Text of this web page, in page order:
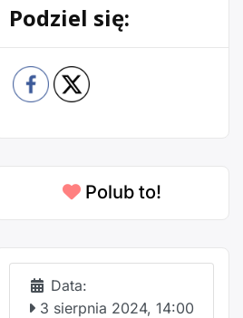
Podziel się:
Polub to!
Data:
3 sierpnia 2024, 14:00